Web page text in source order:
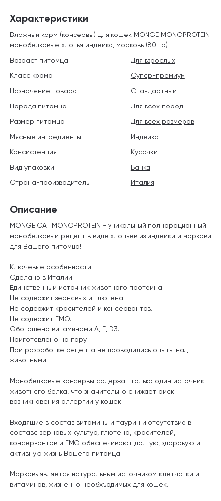
Описание
MONGE CAT MONOPROTEIN - уникальный полнорационный
монобелковый рецепт в виде хлопьев из индейки и моркови
для Вашего питомца!
Ключевые особенности:
Сделано в Италии.
Единственный источник животного протеина.
Не содержит зерновых и глютена.
Не содержит красителей и консервантов.
Не содержит ГМО.
Обогащено витаминами A, E, D3.
Приготовлено на пару.
При разработке рецепта не проводились опыты над
животными.
Монобелковые консервы содержат только один источник
животного белка, что значительно снижает риск
возникновения аллергии у кошек.
Входящие в состав витамины и таурин и отсутствие в
составе зерновых культур, глютена, красителей,
консервантов и ГМО обеспечивают долгую, здоровую и
активную жизнь Вашего питомца.
Морковь является натуральным источником клетчатки и
витаминов, жизненно необхъодимых для кошек.
Характеристики
Влажный корм (консервы) для кошек MONGE MONOPROTEIN
монобелковые хлопья индейка, морковь (80 гр)
Возраст питомца
Для взрослых
Класс корма
Супер-премиум
Назначение товара
Стандартный
Порода питомца
Для всех пород
Размер питомца
Для всех размеров
Мясные ингредиенты
Индейка
Консистенция
Кусочки
Вид упаковки
Банка
Страна-производитель
Италия